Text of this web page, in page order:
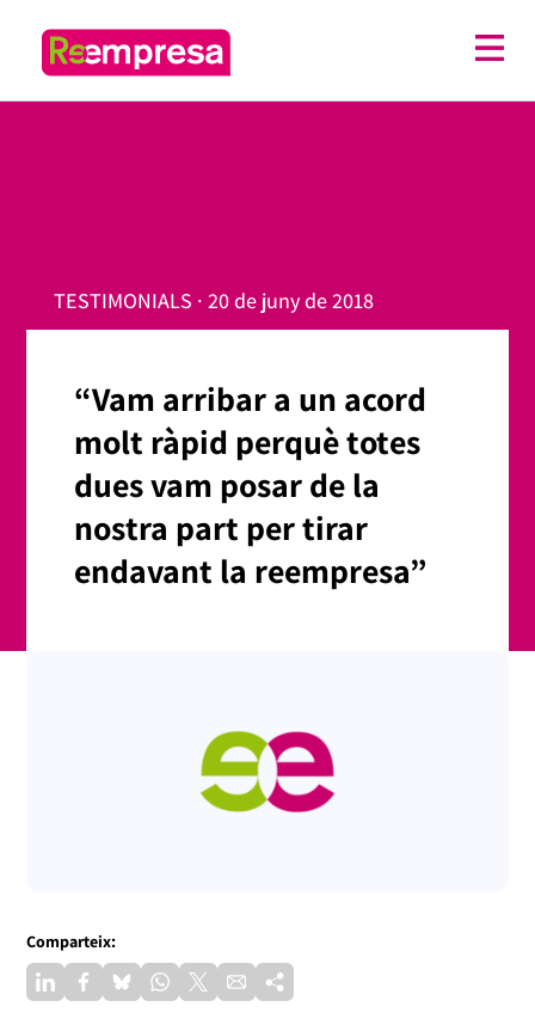
TESTIMONIALS · 20 de juny de 2018
“Vam arribar a un acord
molt ràpid perquè totes
dues vam posar de la
nostra part per tirar
endavant la reempresa”
Comparteix: